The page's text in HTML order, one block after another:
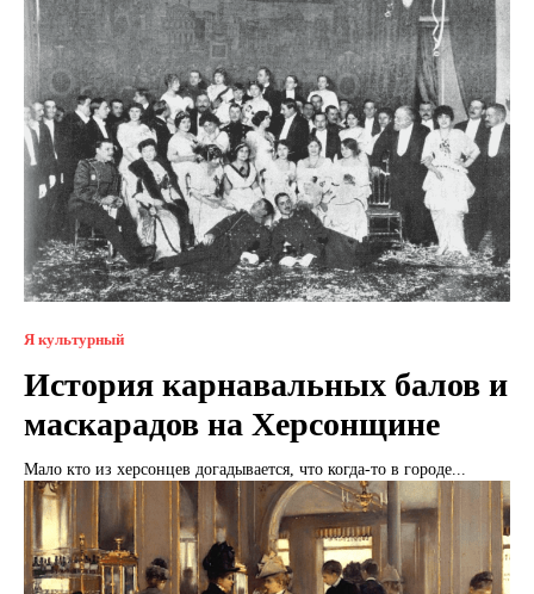
Я культурный
История карнавальных балов и
маскарадов на Херсонщине
Мало кто из херсонцев догадывается, что когда-то в городе...